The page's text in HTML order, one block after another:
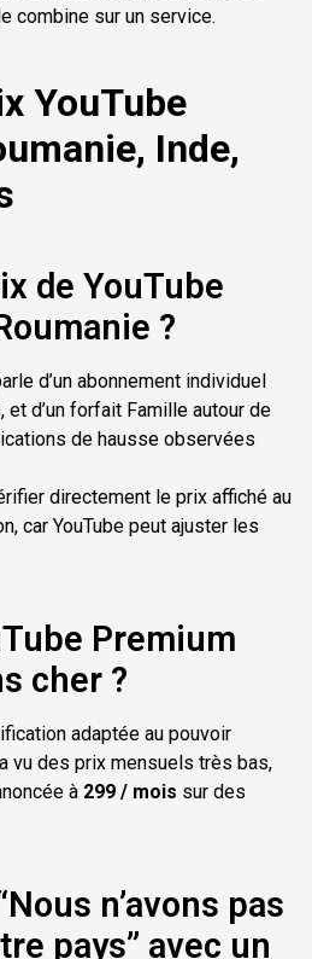
combine sur un service.
YouTube
Inde,
de YouTube
?
d’un abonnement individuel
, et d’un forfait Famille autour de
de hausse observées
directement le prix affiché au
car YouTube peut ajuster les
Premium
cher ?
adaptée au pouvoir
vu des prix mensuels très bas,
à ₹299 / mois sur des
n’avons pas
pays” avec un